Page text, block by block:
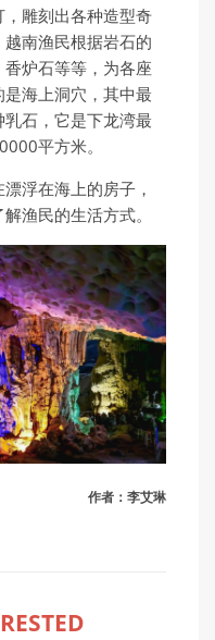
雕刻出各种造型奇
南渔民根据岩石的
炉石等等，为各座
海上洞穴，其中最
石，它是下龙湾最
平方米。
浮在海上的房子，
渔民的生活方式。
作者：李艾琳